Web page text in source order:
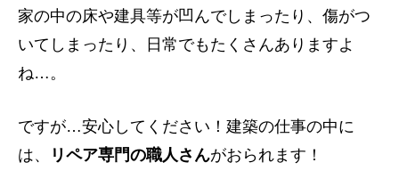
家の中の床や建具等が凹んでしまったり、傷がつ
いてしまったり、日常でもたくさんありますよ
ね…。
ですが…安心してください！建築の仕事の中に
は、
リペア専門の職人さんがおられます！